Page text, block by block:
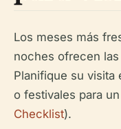
Los meses más
noches ofrecen
Planifique su visita
o festivales para
Checklist).